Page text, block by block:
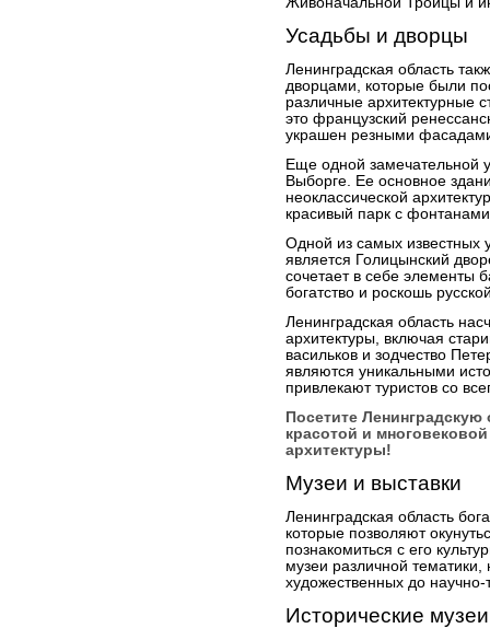
Усадьбы и дворцы
Ленинградская область
дворцами, которые были
различные архитектурные
это французский
украшен резными
Еще одной замечательной
Выборге. Ее основное
неоклассической
красивый парк с
Одной из самых известных
является Голицынский
сочетает в себе элементы
богатство и роскошь
Ленинградская область
архитектуры, включая
васильков и зодчество
являются уникальными
привлекают туристов со
Посетите
красотой и
архитектуры!
Музеи и выставки
Ленинградская область
которые позволяют
познакомиться с его
музеи различной тематики,
художественных до
Исторические музеи